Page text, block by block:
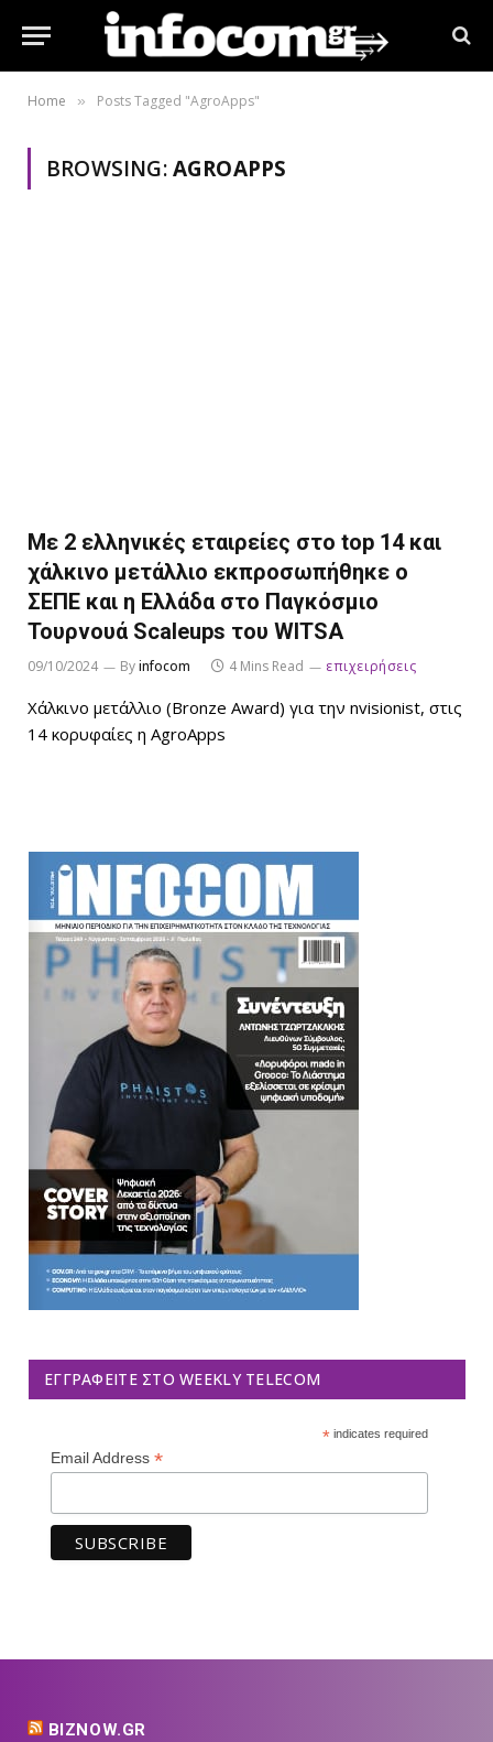
Home » Posts Tagged "AgroApps"
BROWSING:AGROAPPS
Με 2 ελληνικές εταιρείες στο top 14 και
χάλκινο μετάλλιο εκπροσωπήθηκε ο
ΣΕΠΕ και η Ελλάδα στο Παγκόσμιο
Τουρνουά Scaleups του WITSA
09/10/2024 Byinfocom 4 Mins Read επιχειρήσεις
Χάλκινο μετάλλιο (Bronze Award) για την nvisionist, στις
14 κορυφαίες η AgroApps
ΕΓΓΡΑΦΕΊΤΕ ΣΤΟ WEEKLY TELECOM
*indicates required
Email Address *
BIZNOW.GR